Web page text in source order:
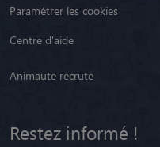
Paramétrer les cookies
Centre d'aide
Animaute recrute
Restez informé !